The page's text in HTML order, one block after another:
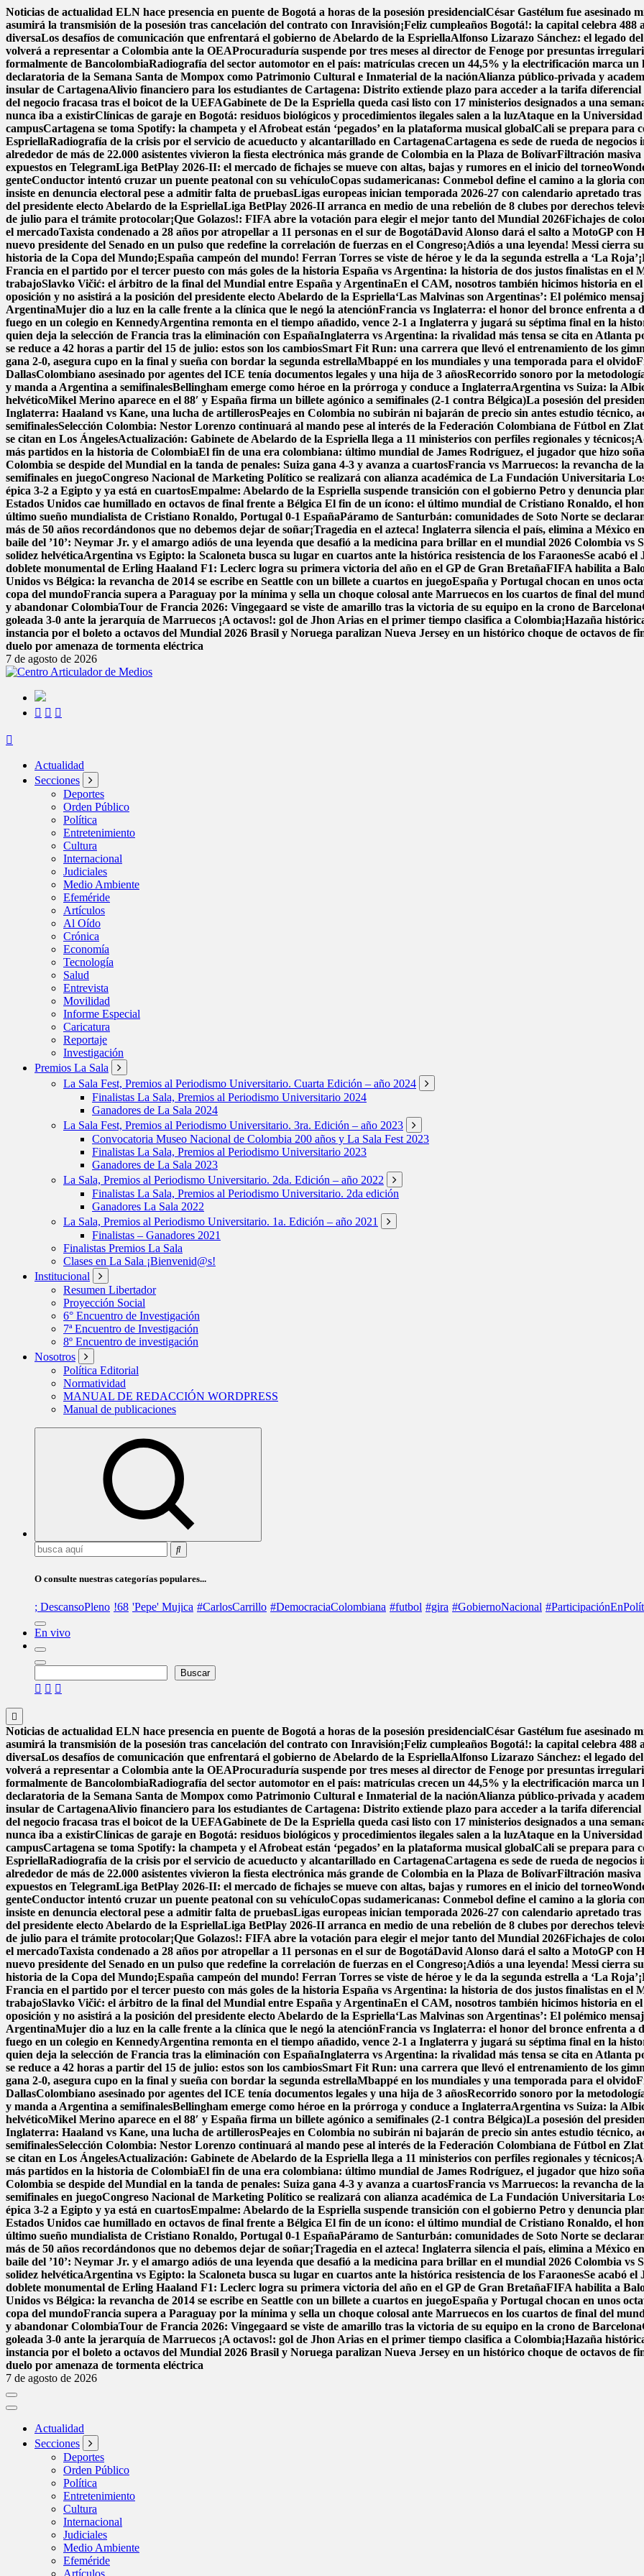
Saltar
al
contenido
Noticias de actualidad ELN hace presencia en puente de Bogotá a horas de la posesión presidencialCésar Gastélum fue asesinado
asumirá la transmisión de la posesión tras cancelación del contrato con Inravisión¡Feliz cumpleaños Bogotá!: la capital celebra
diversaLos desafíos de comunicación que enfrentará el gobierno de Abelardo de la EspriellaAlfonso Lizarazo Sánchez: el legado
volverá a representar a Colombia ante la OEAProcuraduría suspende por tres meses al director de Fenoge por presuntas
formalmente de BancolombiaRadiografía del sector automotor en el país: matrículas crecen un 44,5% y la electrificación marca
declaratoria de la Semana Santa de Mompox como Patrimonio Cultural e Inmaterial de la naciónAlianza público-privada y
insular de CartagenaAlivio financiero para los estudiantes de Cartagena: Distrito extiende plazo para acceder a la tarifa
del negocio fracasa tras el boicot de la UEFAGabinete de De la Espriella queda casi listo con 17 ministerios designados a una
nunca iba a existirClínicas de garaje en Bogotá: residuos biológicos y procedimientos ilegales salen a la luzAtaque en la
campusCartagena se toma Spotify: la champeta y el Afrobeat están ‘pegados’ en la plataforma musical globalCali se prepara para
EspriellaRadiografía de la crisis por el servicio de acueducto y alcantarillado en CartagenaCartagena es sede de rueda de
alrededor de más de 22.000 asistentes vivieron la fiesta electrónica más grande de Colombia en la Plaza de BolívarFiltración masiva
expuestos en TelegramLiga BetPlay 2026-II: el mercado de fichajes se mueve con altas, bajas y rumores en el inicio del torneo
genteConductor intentó cruzar un puente peatonal con su vehículoCopas sudamericanas: Conmebol define el camino a la gloria
insiste en denuncia electoral pese a admitir falta de pruebasLigas europeas inician temporada 2026-27 con calendario apretado
del presidente electo Abelardo de la EspriellaLiga BetPlay 2026-II arranca en medio de una rebelión de 8 clubes por derechos
de julio para el trámite protocolar¡Que Golazos!: FIFA abre la votación para elegir el mejor tanto del Mundial 2026Fichajes de
el mercadoTaxista condenado a 28 años por atropellar a 11 personas en el sur de BogotáDavid Alonso dará el salto a MotoGP con
nuevo presidente del Senado en un pulso que redefine la correlación de fuerzas en el Congreso¡Adiós a una leyenda! Messi cierra
historia de la Copa del Mundo¡España campeón del mundo! Ferran Torres se viste de héroe y le da la segunda estrella a ‘La Roja’
Francia en el partido por el tercer puesto con más goles de la historia España vs Argentina: la historia de dos justos finalistas en el
trabajoSlavko Vičić: el árbitro de la final del Mundial entre España y ArgentinaEn el CAM, nosotros también hicimos historia en
oposición y no asistirá a la posición del presidente electo Abelardo de la Espriella‘Las Malvinas son Argentinas’: El polémico
ArgentinaMujer dio a luz en la calle frente a la clínica que le negó la atenciónFrancia vs Inglaterra: el honor del bronce enfrenta a
fuego en un colegio en KennedyArgentina remonta en el tiempo añadido, vence 2-1 a Inglaterra y jugará su séptima final en la
quien deja la selección de Francia tras la eliminación con EspañaInglaterra vs Argentina: la rivalidad más tensa se cita en Atlanta
se reduce a 42 horas a partir del 15 de julio: estos son los cambiosSmart Fit Run: una carrera que llevó el entrenamiento de los
gana 2-0, asegura cupo en la final y sueña con bordar la segunda estrellaMbappé en los mundiales y una temporada para el olvido
DallasColombiano asesinado por agentes del ICE tenía documentos legales y una hija de 3 añosRecorrido sonoro por la
y manda a Argentina a semifinalesBellingham emerge como héroe en la prórroga y conduce a InglaterraArgentina vs Suiza: la
helvéticoMikel Merino aparece en el 88′ y España firma un billete agónico a semifinales (2-1 contra Bélgica)La posesión del
Inglaterra: Haaland vs Kane, una lucha de artillerosPeajes en Colombia no subirán ni bajarán de precio sin antes estudio técnico,
semifinalesSelección Colombia: Nestor Lorenzo continuará al mando pese al interés de la Federación Colombiana de Fútbol en
se citan en Los ÁngelesActualización: Gabinete de Abelardo de la Espriella llega a 11 ministerios con perfiles regionales y técnicos
más partidos en la historia de ColombiaEl fin de una era colombiana: último mundial de James Rodríguez, el jugador que hizo
Colombia se despide del Mundial en la tanda de penales: Suiza gana 4-3 y avanza a cuartosFrancia vs Marruecos: la revancha de
semifinales en juegoCongreso Nacional de Marketing Político se realizará con alianza académica de La Fundación Universitaria
épica 3-2 a Egipto y ya está en cuartosEmpalme: Abelardo de la Espriella suspende transición con el gobierno Petro y denuncia
Estados Unidos cae humillado en octavos de final frente a Bélgica El fin de un ícono: el último mundial de Cristiano Ronaldo, el
último sueño mundialista de Cristiano Ronaldo, Portugal 0-1 EspañaPáramo de Santurbán: comunidades de Soto Norte se
más de 50 años recordándonos que no debemos dejar de soñar¡Tragedia en el azteca! Inglaterra silencia el país, elimina a México
baile del ’10’: Neymar Jr. y el amargo adiós de una leyenda que desafió a la medicina para brillar en el mundial 2026 Colombia vs
solidez helvéticaArgentina vs Egipto: la Scaloneta busca su lugar en cuartos ante la histórica resistencia de los FaraonesSe acabó
doblete monumental de Erling Haaland F1: Leclerc logra su primera victoria del año en el GP de Gran BretañaFIFA habilita a
Unidos vs Bélgica: la revancha de 2014 se escribe en Seattle con un billete a cuartos en juegoEspaña y Portugal chocan en unos
copa del mundoFrancia supera a Paraguay por la mínima y sella un choque colosal ante Marruecos en los cuartos de final del
y abandonar ColombiaTour de Francia 2026: Vingegaard se viste de amarillo tras la victoria de su equipo en la crono de Barcelona
goleada 3-0 ante la jerarquía de Marruecos ¡A octavos!: gol de Jhon Arias en el primer tiempo clasifica a Colombia¡Hazaña
instancia por el boleto a octavos del Mundial 2026 Brasil y Noruega paralizan Nueva Jersey en un histórico choque de octavos de
duelo por amenaza de tormenta eléctrica
7 de agosto de 2026
Actualidad
Secciones
Deportes
Orden Público
Política
Entretenimiento
Cultura
Internacional
Judiciales
Medio Ambiente
Efeméride
Artículos
Al Oído
Crónica
Economía
Tecnología
Salud
Entrevista
Movilidad
Informe Especial
Caricatura
Reportaje
Investigación
Premios La Sala
La Sala Fest, Premios al Periodismo Universitario. Cuarta Edición – año 2024
Finalistas La Sala, Premios al Periodismo Universitario 2024
Ganadores de La Sala 2024
La Sala Fest, Premios al Periodismo Universitario. 3ra. Edición – año 2023
Convocatoria Museo Nacional de Colombia 200 años y La Sala Fest 2023
Finalistas La Sala, Premios al Periodismo Universitario 2023
Ganadores de La Sala 2023
La Sala, Premios al Periodismo Universitario. 2da. Edición – año 2022
Finalistas La Sala, Premios al Periodismo Universitario. 2da edición
Ganadores La Sala 2022
La Sala, Premios al Periodismo Universitario. 1a. Edición – año 2021
Finalistas – Ganadores 2021
Finalistas Premios La Sala
Clases en La Sala ¡Bienvenid@s!
Institucional
Resumen Libertador
Proyección Social
6° Encuentro de Investigación
7ª Encuentro de Investigación
8º Encuentro de investigación
Nosotros
Política Editorial
Normatividad
MANUAL DE REDACCIÓN WORDPRESS
Manual de publicaciones
Buscar:
O consulte nuestras categorías populares...
; DescansoPleno !68 'Pepe' Mujica #CarlosCarrillo #DemocraciaColombiana #futbol #gira #GobiernoNacional
En vivo
Buscar
Noticias de actualidad ELN hace presencia en puente de Bogotá a horas de la posesión presidencialCésar Gastélum fue asesinado
asumirá la transmisión de la posesión tras cancelación del contrato con Inravisión¡Feliz cumpleaños Bogotá!: la capital celebra
diversaLos desafíos de comunicación que enfrentará el gobierno de Abelardo de la EspriellaAlfonso Lizarazo Sánchez: el legado
volverá a representar a Colombia ante la OEAProcuraduría suspende por tres meses al director de Fenoge por presuntas
formalmente de BancolombiaRadiografía del sector automotor en el país: matrículas crecen un 44,5% y la electrificación marca
declaratoria de la Semana Santa de Mompox como Patrimonio Cultural e Inmaterial de la naciónAlianza público-privada y
insular de CartagenaAlivio financiero para los estudiantes de Cartagena: Distrito extiende plazo para acceder a la tarifa
del negocio fracasa tras el boicot de la UEFAGabinete de De la Espriella queda casi listo con 17 ministerios designados a una
nunca iba a existirClínicas de garaje en Bogotá: residuos biológicos y procedimientos ilegales salen a la luzAtaque en la
campusCartagena se toma Spotify: la champeta y el Afrobeat están ‘pegados’ en la plataforma musical globalCali se prepara para
EspriellaRadiografía de la crisis por el servicio de acueducto y alcantarillado en CartagenaCartagena es sede de rueda de
alrededor de más de 22.000 asistentes vivieron la fiesta electrónica más grande de Colombia en la Plaza de BolívarFiltración masiva
expuestos en TelegramLiga BetPlay 2026-II: el mercado de fichajes se mueve con altas, bajas y rumores en el inicio del torneo
genteConductor intentó cruzar un puente peatonal con su vehículoCopas sudamericanas: Conmebol define el camino a la gloria
insiste en denuncia electoral pese a admitir falta de pruebasLigas europeas inician temporada 2026-27 con calendario apretado
del presidente electo Abelardo de la EspriellaLiga BetPlay 2026-II arranca en medio de una rebelión de 8 clubes por derechos
de julio para el trámite protocolar¡Que Golazos!: FIFA abre la votación para elegir el mejor tanto del Mundial 2026Fichajes de
el mercadoTaxista condenado a 28 años por atropellar a 11 personas en el sur de BogotáDavid Alonso dará el salto a MotoGP con
nuevo presidente del Senado en un pulso que redefine la correlación de fuerzas en el Congreso¡Adiós a una leyenda! Messi cierra
historia de la Copa del Mundo¡España campeón del mundo! Ferran Torres se viste de héroe y le da la segunda estrella a ‘La Roja’
Francia en el partido por el tercer puesto con más goles de la historia España vs Argentina: la historia de dos justos finalistas en el
trabajoSlavko Vičić: el árbitro de la final del Mundial entre España y ArgentinaEn el CAM, nosotros también hicimos historia en
oposición y no asistirá a la posición del presidente electo Abelardo de la Espriella‘Las Malvinas son Argentinas’: El polémico
ArgentinaMujer dio a luz en la calle frente a la clínica que le negó la atenciónFrancia vs Inglaterra: el honor del bronce enfrenta a
fuego en un colegio en KennedyArgentina remonta en el tiempo añadido, vence 2-1 a Inglaterra y jugará su séptima final en la
quien deja la selección de Francia tras la eliminación con EspañaInglaterra vs Argentina: la rivalidad más tensa se cita en Atlanta
se reduce a 42 horas a partir del 15 de julio: estos son los cambiosSmart Fit Run: una carrera que llevó el entrenamiento de los
gana 2-0, asegura cupo en la final y sueña con bordar la segunda estrellaMbappé en los mundiales y una temporada para el olvido
DallasColombiano asesinado por agentes del ICE tenía documentos legales y una hija de 3 añosRecorrido sonoro por la
y manda a Argentina a semifinalesBellingham emerge como héroe en la prórroga y conduce a InglaterraArgentina vs Suiza: la
helvéticoMikel Merino aparece en el 88′ y España firma un billete agónico a semifinales (2-1 contra Bélgica)La posesión del
Inglaterra: Haaland vs Kane, una lucha de artillerosPeajes en Colombia no subirán ni bajarán de precio sin antes estudio técnico,
semifinalesSelección Colombia: Nestor Lorenzo continuará al mando pese al interés de la Federación Colombiana de Fútbol en
se citan en Los ÁngelesActualización: Gabinete de Abelardo de la Espriella llega a 11 ministerios con perfiles regionales y técnicos
más partidos en la historia de ColombiaEl fin de una era colombiana: último mundial de James Rodríguez, el jugador que hizo
Colombia se despide del Mundial en la tanda de penales: Suiza gana 4-3 y avanza a cuartosFrancia vs Marruecos: la revancha de
semifinales en juegoCongreso Nacional de Marketing Político se realizará con alianza académica de La Fundación Universitaria
épica 3-2 a Egipto y ya está en cuartosEmpalme: Abelardo de la Espriella suspende transición con el gobierno Petro y denuncia
Estados Unidos cae humillado en octavos de final frente a Bélgica El fin de un ícono: el último mundial de Cristiano Ronaldo, el
último sueño mundialista de Cristiano Ronaldo, Portugal 0-1 EspañaPáramo de Santurbán: comunidades de Soto Norte se
más de 50 años recordándonos que no debemos dejar de soñar¡Tragedia en el azteca! Inglaterra silencia el país, elimina a México
baile del ’10’: Neymar Jr. y el amargo adiós de una leyenda que desafió a la medicina para brillar en el mundial 2026 Colombia vs
solidez helvéticaArgentina vs Egipto: la Scaloneta busca su lugar en cuartos ante la histórica resistencia de los FaraonesSe acabó
doblete monumental de Erling Haaland F1: Leclerc logra su primera victoria del año en el GP de Gran BretañaFIFA habilita a
Unidos vs Bélgica: la revancha de 2014 se escribe en Seattle con un billete a cuartos en juegoEspaña y Portugal chocan en unos
copa del mundoFrancia supera a Paraguay por la mínima y sella un choque colosal ante Marruecos en los cuartos de final del
y abandonar ColombiaTour de Francia 2026: Vingegaard se viste de amarillo tras la victoria de su equipo en la crono de Barcelona
goleada 3-0 ante la jerarquía de Marruecos ¡A octavos!: gol de Jhon Arias en el primer tiempo clasifica a Colombia¡Hazaña
instancia por el boleto a octavos del Mundial 2026 Brasil y Noruega paralizan Nueva Jersey en un histórico choque de octavos de
duelo por amenaza de tormenta eléctrica
7 de agosto de 2026
Actualidad
Secciones
Deportes
Orden Público
Política
Entretenimiento
Cultura
Internacional
Judiciales
Medio Ambiente
Efeméride